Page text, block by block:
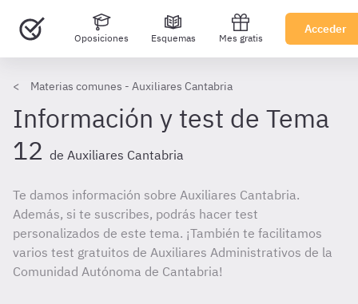
Oposiciones Esquemas Mes gratis
Acceder
Materias comunes - Auxiliares Cantabria
Información y test de Tema
12 de Auxiliares Cantabria
Te damos información sobre Auxiliares Cantabria.
Además, si te suscribes, podrás hacer test
personalizados de este tema. ¡También te facilitamos
varios test gratuitos de Auxiliares Administrativos de la
Comunidad Autónoma de Cantabria!